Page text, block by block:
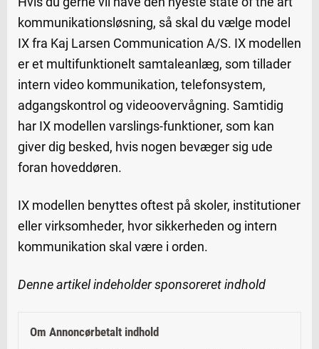
kommunikationsløsning, så skal du vælge model
IX fra Kaj Larsen Communication A/S. IX modellen
er et multifunktionelt samtaleanlæg, som tillader
intern video kommunikation, telefonsystem,
adgangskontrol og videoovervågning. Samtidig
har IX modellen varslings-funktioner, som kan
giver dig besked, hvis nogen bevæger sig ude
foran hoveddøren.
IX modellen benyttes oftest på skoler, institutioner
eller virksomheder, hvor sikkerheden og intern
kommunikation skal være i orden.
Denne artikel indeholder sponsoreret indhold
Om Annoncørbetalt indhold